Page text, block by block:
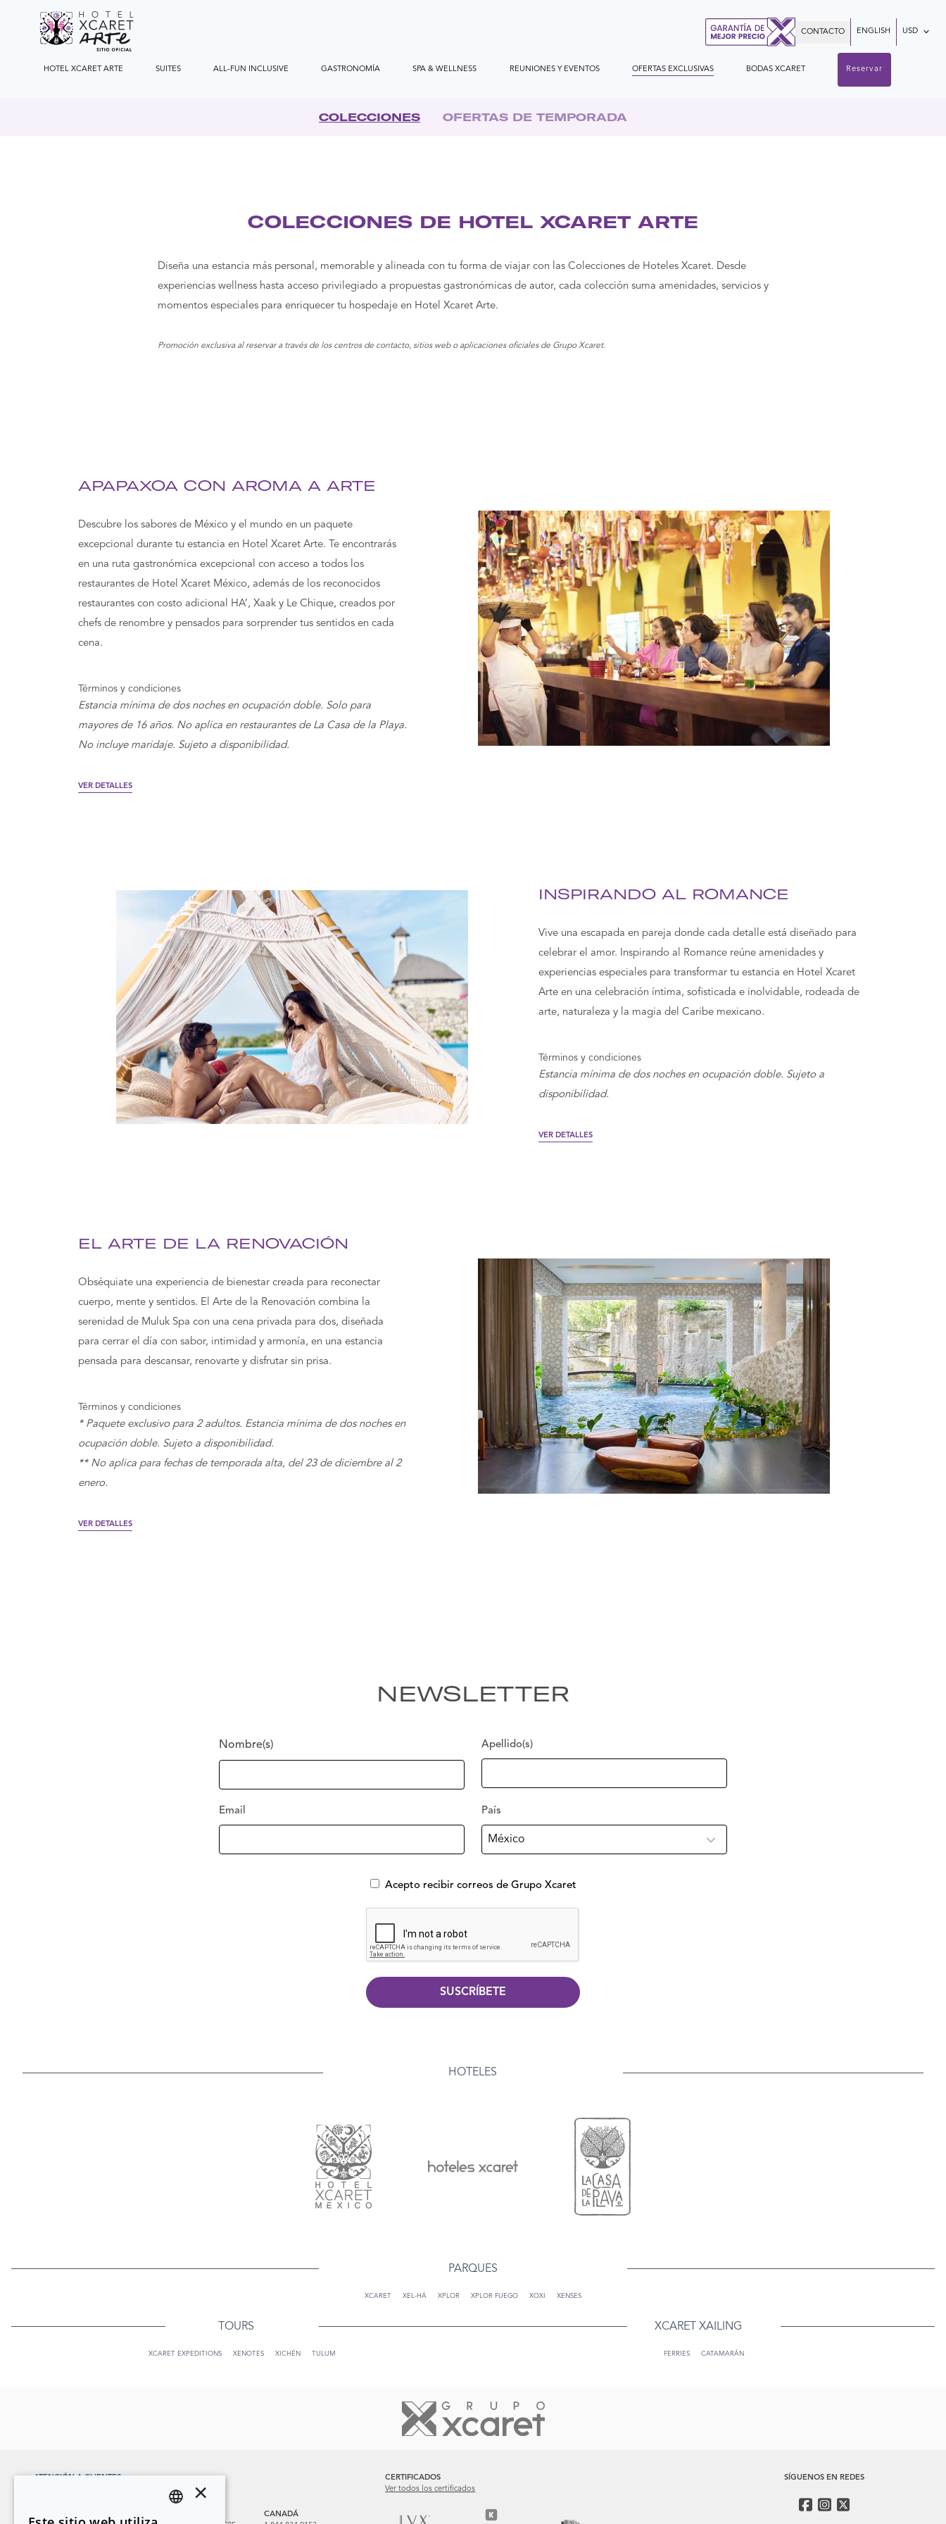
HOTEL XCARET ARTE SUITES ALL-FUN INCLUSIVE GASTRONOMÍA SPA & WELLNESS REUNIONES Y EVENTOS OFERTAS EXCLUSIVAS BODAS XCARET Reservar
CONTACTO ENGLISH USD
COLECCIONES OFERTAS DE TEMPORADA
COLECCIONES DE HOTEL XCARET ARTE
Diseña una estancia más personal, memorable y alineada con tu forma de viajar con las Colecciones de Hoteles Xcaret. Desde
experiencias wellness hasta acceso privilegiado a propuestas gastronómicas de autor, cada colección suma amenidades, servicios y
momentos especiales para enriquecer tu hospedaje en Hotel Xcaret Arte.
Promoción exclusiva al reservar a través de los centros de contacto, sitios web o aplicaciones oficiales de Grupo Xcaret.
APAPAXOA CON AROMA A ARTE
Descubre los sabores de México y el mundo en un paquete
excepcional durante tu estancia en Hotel Xcaret Arte. Te encontrarás
en una ruta gastronómica excepcional con acceso a todos los
restaurantes de Hotel Xcaret México, además de los reconocidos
restaurantes con costo adicional HA’, Xaak y Le Chique, creados por
chefs de renombre y pensados para sorprender tus sentidos en cada
cena.
Términos y condiciones
Estancia mínima de dos noches en ocupación doble. Solo para
mayores de 16 años. No aplica en restaurantes de La Casa de la Playa.
No incluye maridaje. Sujeto a disponibilidad.
VER DETALLES
INSPIRANDO AL ROMANCE
Vive una escapada en pareja donde cada detalle está diseñado para
celebrar el amor. Inspirando al Romance reúne amenidades y
experiencias especiales para transformar tu estancia en Hotel Xcaret
Arte en una celebración íntima, sofisticada e inolvidable, rodeada de
arte, naturaleza y la magia del Caribe mexicano.
Términos y condiciones
Estancia mínima de dos noches en ocupación doble. Sujeto a
disponibilidad.
VER DETALLES
EL ARTE DE LA RENOVACIÓN
Obséquiate una experiencia de bienestar creada para reconectar
cuerpo, mente y sentidos. El Arte de la Renovación combina la
serenidad de Muluk Spa con una cena privada para dos, diseñada
para cerrar el día con sabor, intimidad y armonía, en una estancia
pensada para descansar, renovarte y disfrutar sin prisa.
Términos y condiciones
* Paquete exclusivo para 2 adultos. Estancia mínima de dos noches en
ocupación doble. Sujeto a disponibilidad.
** No aplica para fechas de temporada alta, del 23 de diciembre al 2
enero.
VER DETALLES
NEWSLETTER
Nombre(s) Apellido(s)
Email País
Acepto recibir correos de Grupo Xcaret
SUSCRÍBETE
HOTELES
PARQUES
XCARET XEL-HÁ XPLOR XPLOR FUEGO XOXI XENSES
TOURS
XCARET EXPEDITIONS XENOTES XICHÉN TULUM
XCARET XAILING
FERRIES CATAMARÁN
ATENCIÓN A CLIENTES
CANADÁ
CERTIFICADOS
Ver todos los certificados
SÍGUENOS EN REDES
×